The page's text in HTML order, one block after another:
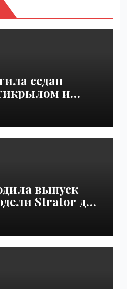
седан
и
|
выпуск
Strator для